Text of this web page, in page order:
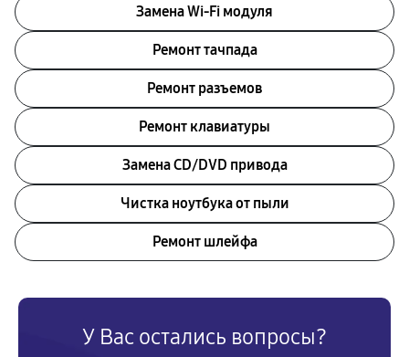
Замена Wi-Fi модуля
Ремонт тачпада
Ремонт разъемов
Ремонт клавиатуры
Замена CD/DVD привода
Чистка ноутбука от пыли
Ремонт шлейфа
У Вас остались вопросы?